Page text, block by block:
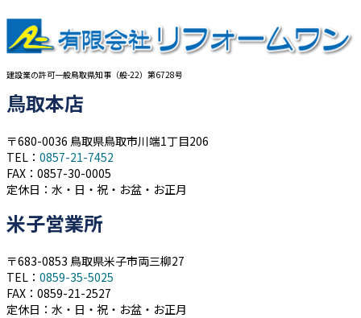
建設業の許可一般鳥取県知事（般-22）第6728号
鳥取本店
〒680-0036 鳥取県鳥取市川端1丁目206
TEL： 0857-21-7452
FAX：0857-30-0005
定休日：水・日・祝・お盆・お正月
米子営業所
〒683-0853 鳥取県米子市両三柳27
TEL： 0859-35-5025
FAX：0859-21-2527
定休日：水・日・祝・お盆・お正月